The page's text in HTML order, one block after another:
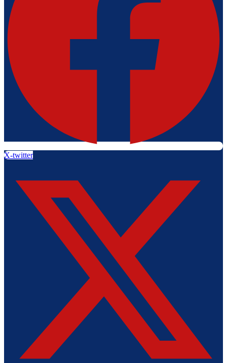
X-twitter